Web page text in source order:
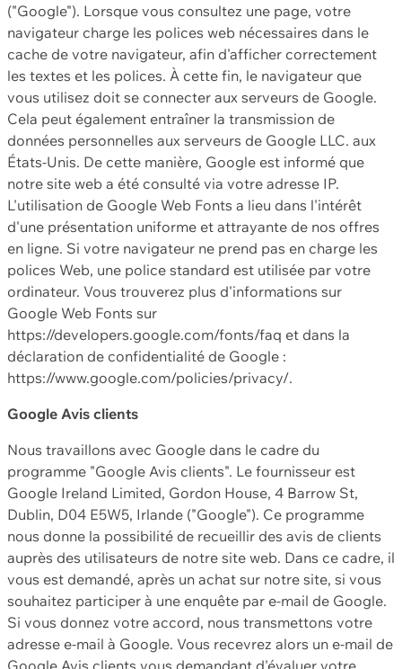
("Google"). Lorsque vous consultez une page, votre
navigateur charge les polices web nécessaires dans le
cache de votre navigateur, afin d'afficher correctement
les textes et les polices. À cette fin, le navigateur que
vous utilisez doit se connecter aux serveurs de Google.
Cela peut également entraîner la transmission de
données personnelles aux serveurs de Google LLC. aux
États-Unis. De cette manière, Google est informé que
notre site web a été consulté via votre adresse IP.
L'utilisation de Google Web Fonts a lieu dans l'intérêt
d'une présentation uniforme et attrayante de nos offres
en ligne. Si votre navigateur ne prend pas en charge les
polices Web, une police standard est utilisée par votre
ordinateur. Vous trouverez plus d'informations sur
Google Web Fonts sur
https://developers.google.com/fonts/faq et dans la
déclaration de confidentialité de Google :
https://www.google.com/policies/privacy/.
Google Avis clients
Nous travaillons avec Google dans le cadre du
programme "Google Avis clients". Le fournisseur est
Google Ireland Limited, Gordon House, 4 Barrow St,
Dublin, D04 E5W5, Irlande ("Google"). Ce programme
nous donne la possibilité de recueillir des avis de clients
auprès des utilisateurs de notre site web. Dans ce cadre, il
vous est demandé, après un achat sur notre site, si vous
souhaitez participer à une enquête par e-mail de Google.
Si vous donnez votre accord, nous transmettons votre
adresse e-mail à Google. Vous recevrez alors un e-mail de